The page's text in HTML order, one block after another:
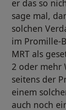
er das so
sage mal,
solchen
im Promille-
MRT als
2 oder mehr
seitens der
einem
auch noch